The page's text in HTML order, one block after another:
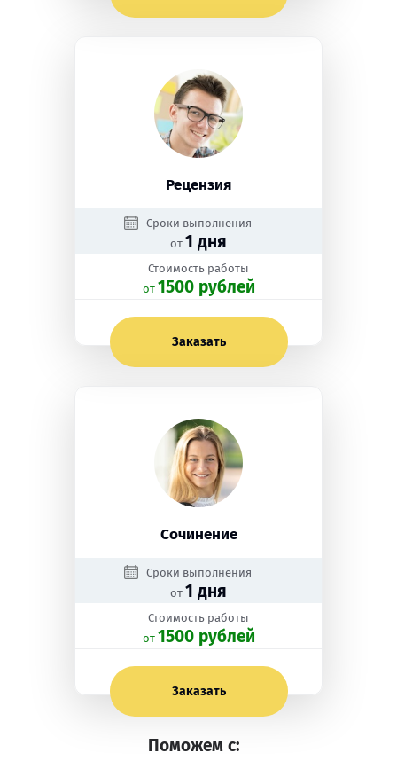
Рецензия
Сроки выполнения
от 1 дня
Стоимость работы
oт 1500 рублей
Заказать
Сочинение
Сроки выполнения
от 1 дня
Стоимость работы
oт 1500 рублей
Заказать
Поможем с: